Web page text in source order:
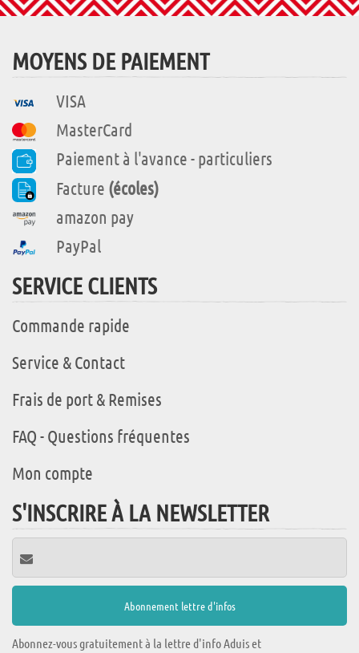
MOYENS DE PAIEMENT
VISA
MasterCard
Paiement à l'avance - particuliers
Facture (écoles)
amazon pay
PayPal
SERVICE CLIENTS
Commande rapide
Service & Contact
Frais de port & Remises
FAQ - Questions fréquentes
Mon compte
S'INSCRIRE À LA NEWSLETTER
Abonnez-vous gratuitement à la lettre d'info Aduis et